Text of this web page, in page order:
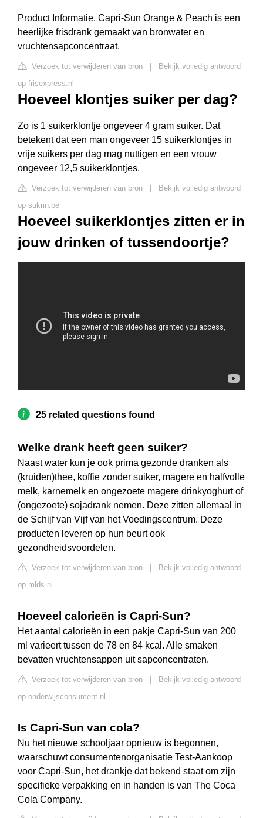
Product Informatie. Capri-Sun Orange & Peach is een
heerlijke frisdrank gemaakt van bronwater en
vruchtensapconcentraat.
Verzoek tot verwijderen van bron
Bekijk volledig antwoord
op frisexpress.nl
Hoeveel klontjes suiker per dag?
Zo is 1 suikerklontje ongeveer 4 gram suiker. Dat
betekent dat een man ongeveer 15 suikerklontjes in
vrije suikers per dag mag nuttigen en een vrouw
ongeveer 12,5 suikerklontjes.
Verzoek tot verwijderen van bron
Bekijk volledig antwoord
op sukrin.be
Hoeveel suikerklontjes zitten er in
jouw drinken of tussendoortje?
25 related questions found
Welke drank heeft geen suiker?
Naast water kun je ook prima gezonde dranken als
(kruiden)thee, koffie zonder suiker, magere en halfvolle
melk, karnemelk en ongezoete magere drinkyoghurt of
(ongezoete) sojadrank nemen. Deze zitten allemaal in
de Schijf van Vijf van het Voedingscentrum. Deze
producten leveren op hun beurt ook
gezondheidsvoordelen.
Verzoek tot verwijderen van bron
Bekijk volledig antwoord
op mlds.nl
Hoeveel calorieën is Capri-Sun?
Het aantal calorieën in een pakje Capri-Sun van 200
ml varieert tussen de 78 en 84 kcal. Alle smaken
bevatten vruchtensappen uit sapconcentraten.
Verzoek tot verwijderen van bron
Bekijk volledig antwoord
op onderwijsconsument.nl
Is Capri-Sun van cola?
Nu het nieuwe schooljaar opnieuw is begonnen,
waarschuwt consumentenorganisatie Test-Aankoop
voor Capri-Sun, het drankje dat bekend staat om zijn
specifieke verpakking en in handen is van The Coca
Cola Company.